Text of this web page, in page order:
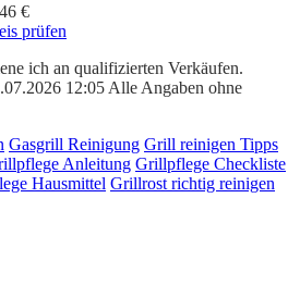
€
prüfen
ich an qualifizierten Verkäufen.
12:05 Alle Angaben ohne
Gasgrill Reinigung Grill reinigen Tipps
Anleitung Grillpflege Checkliste
Hausmittel Grillrost richtig reinigen